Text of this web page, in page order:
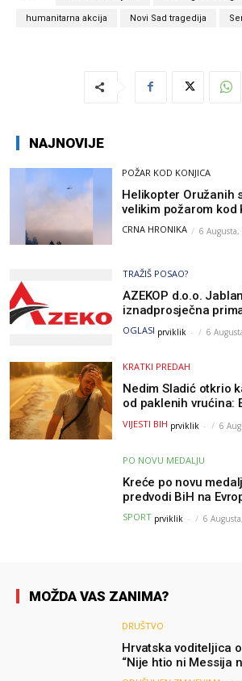
humanitarna akcija Novi Sad tragedija
NAJNOVIJE
POŽAR KOD KONJICA
Helikopter Oružanih
velikim požarom kod
i Air Tractor
CRNA HRONIKA 6 Augusta,
TRAŽIŠ POSAO?
AZEKOP d.o.o.
iznadprosječna
slobodni, traži se više
OGLASI prviklik - 6
KRATKI PREDAH
Nedim Sladić otkrio
od paklenih vrućina:
osvježenje u BiH
VIJESTI BIH prviklik - 6
PO NOVU MEDALJU
Kreće po novu
predvodi BiH na
Parizu
SPORT prviklik - 6
MOŽDA VAS ZANIMA?
DRUŠTVO
Hrvatska voditeljica
“Nije htio ni Messija
želio samo dres